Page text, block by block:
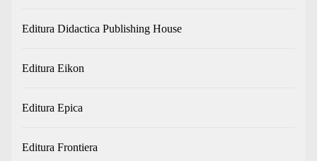
Editura Didactica Publishing House
Editura Eikon
Editura Epica
Editura Frontiera